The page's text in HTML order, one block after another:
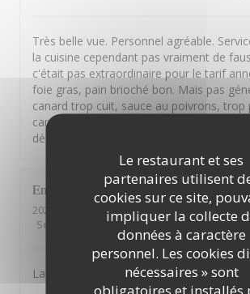
Le restaurant et ses
partenaires utilisent
cookies sur ce site,
impliquer la collecte
données à caractère
personnel. Les cookies
nécessaires » sont
obligatoires et installés
Très belle vue. Personnel agréable.
la cuisine cependant pas vraiment de
c'était pas extraordinaire pour le tarif
foie gras, pain brioché bon. Mais pas
canard trop cuit, sauce au poivrons, trop
canard se fait discret. Dessert: mousse
délicat. Qualité/prix à revoir...
Emmanuel
2026-08-07
- 19:30 - Couverts 2
Service
Ambiance:5/5 Cuisine: 5/5
La bonne cuisine et l'ambiance